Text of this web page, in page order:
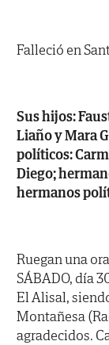
Falleció en
Sus hijos:
Liaño y Mara
políticos:
Diego;
hermanos
Ruegan una
SÁBADO, día
El Alisal,
Montañesa
agradecidos.